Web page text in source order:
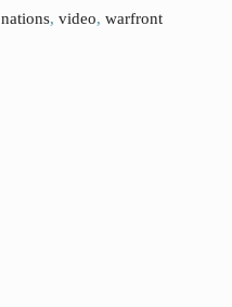
nations, video, warfront